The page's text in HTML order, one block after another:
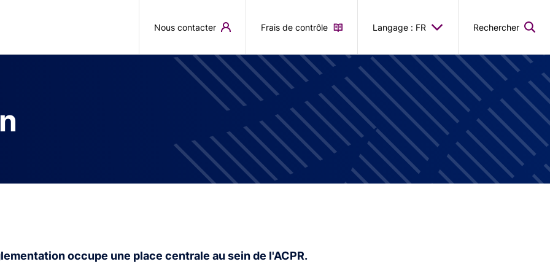
Nous contacter Frais de contrôle Langage : FR Rechercher
occupe une place centrale au sein de l'ACPR.